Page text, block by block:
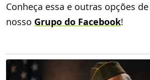
Conheça essa e outras opções
nosso Grupo do Facebook!